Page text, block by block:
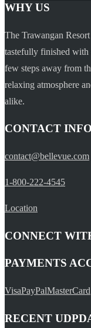
WHY US
The Trawangan
tastefully finished with
few steps away from
relaxing atmosphere
alike.
CONTACT INFO
contact@bellevue.com
1-800-222-4545
Location
CONNECT
PAYMENTS
VisaPayPalMasterCard
RECENT